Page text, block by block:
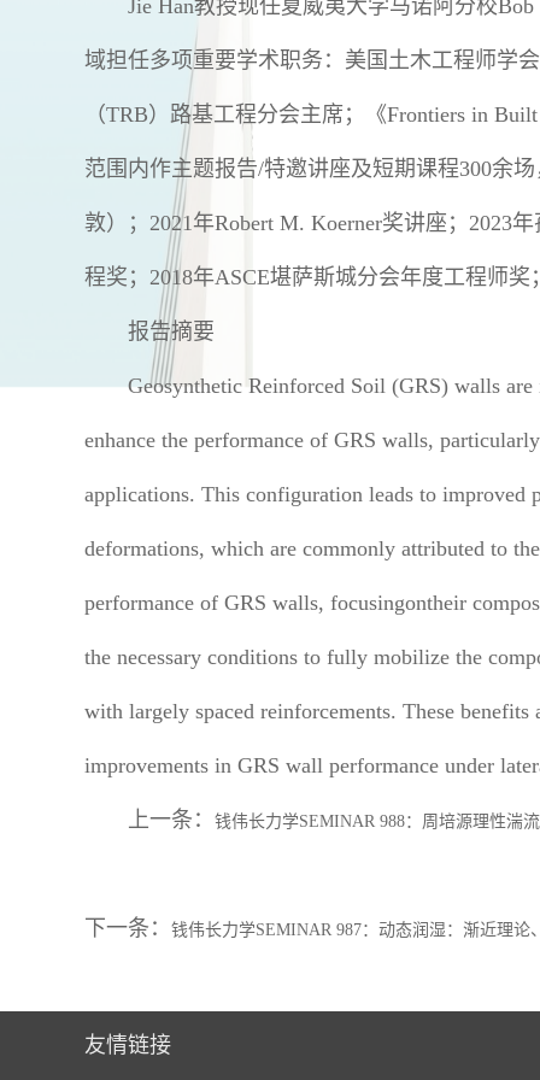
Jie Han教授现任夏威夷大学马诺阿分校
域担任多项重要学术职务：美国土木工程师学
（TRB）路基工程分会主席；《Frontiers in
范围内作主题报告/特邀讲座及短期课程300余
敦）；2021年Robert M. Koerner奖讲座；2023
程奖；2018年ASCE堪萨斯城分会年度工程师
报告摘要
Geosynthetic Reinforced Soil (GRS) walls
enhance the performance of GRS walls,
applications. This configuration leads to improved
deformations, which are commonly attributed to
performance of GRS walls, focusingontheir
the necessary conditions to fully mobilize the
with largely spaced reinforcements. These
improvements in GRS wall performance under
上一条： 钱伟长力学SEMINAR 988：周培源理性
下一条： 钱伟长力学SEMINAR 987：动态润湿：渐近理论
友情链接